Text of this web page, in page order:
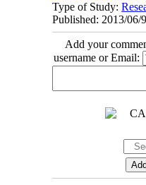
Type of Study:
Published: 2013/06/9
Add your
username or Email: